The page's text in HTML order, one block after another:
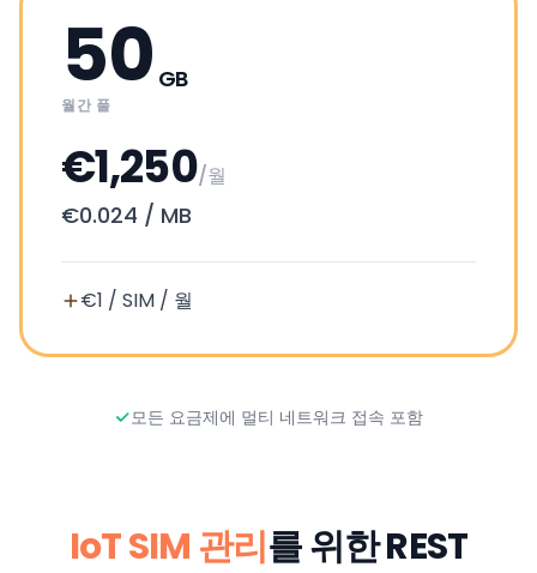
50 GB
월간 풀
€1,250/월
€0.024 / MB
€1 / SIM / 월
모든 요금제에 멀티 네트워크 접속 포함
IoT SIM 관리를 위한 REST